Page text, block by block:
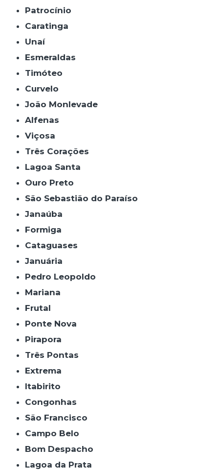
Patrocínio
Caratinga
Unaí
Esmeraldas
Timóteo
Curvelo
João Monlevade
Alfenas
Viçosa
Três Corações
Lagoa Santa
Ouro Preto
São Sebastião do Paraíso
Janaúba
Formiga
Cataguases
Januária
Pedro Leopoldo
Mariana
Frutal
Ponte Nova
Pirapora
Três Pontas
Extrema
Itabirito
Congonhas
São Francisco
Campo Belo
Bom Despacho
Lagoa da Prata